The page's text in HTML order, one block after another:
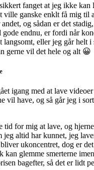
fanget at jeg ikke kan
ville ganske enklt få mig til
og sådan er det
endnu, er fordi når
langsomt, eller jeg går helt i
gerne vil det hele og alt 😀
igang med at lave
vil have, og så går jeg i
tid for mig at lave, og
jeg altid har kunnet, jeg
ukoncentret, dog er
kan glemme smerterne
bagefter, så det er lidt